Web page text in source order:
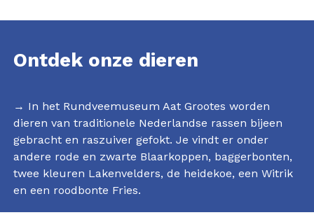
Ontdek onze dieren
→ In het Rundveemuseum Aat Grootes worden
dieren van traditionele Nederlandse rassen bijeen
gebracht en raszuiver gefokt. Je vindt er onder
andere rode en zwarte Blaarkoppen, baggerbonten,
twee kleuren Lakenvelders, de heidekoe, een Witrik
en een roodbonte Fries.